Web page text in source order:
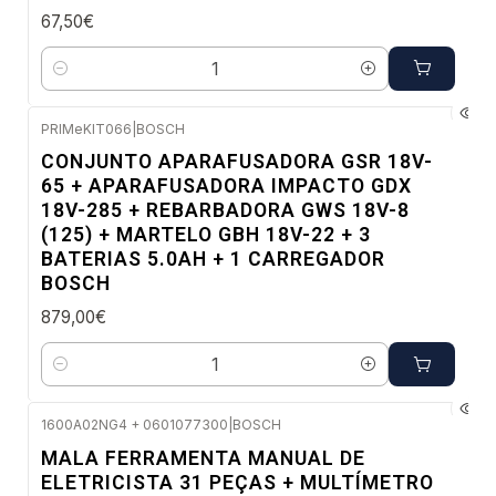
67,50€
Quantidade
PRIMeKIT066 BOSCH
CONJUNTO APARAFUSADORA GSR 18V-
65 + APARAFUSADORA IMPACTO GDX
18V-285 + REBARBADORA GWS 18V-8
(125) + MARTELO GBH 18V-22 + 3
BATERIAS 5.0AH + 1 CARREGADOR
BOSCH
879,00€
Quantidade
DESC.
Envio em 48 a 96 horas úteis
1600A02NG4 + 0601077300 BOSCH
MALA FERRAMENTA MANUAL DE
ELETRICISTA 31 PEÇAS + MULTÍMETRO